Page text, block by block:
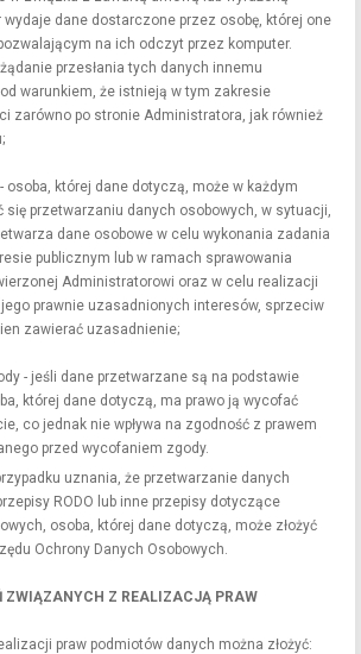
dane dostarczone przez osobę, której one
na ich odczyt przez komputer.
przesłania tych danych innemu
warunkiem, że istnieją w tym zakresie
zarówno po stronie Administratora, jak również
osoba, której dane dotyczą, może w każdym
się przetwarzaniu danych osobowych, w sytuacji,
dane osobowe w celu wykonania zadania
publicznym lub w ramach sprawowania
Administratorowi oraz w celu realizacji
prawnie uzasadnionych interesów, sprzeciw
zawierać uzasadnienie;
- jeśli dane przetwarzane są na podstawie
której dane dotyczą, ma prawo ją wycofać
co jednak nie wpływa na zgodność z prawem
przed wycofaniem zgody.
uznania, że przetwarzanie danych
RODO lub inne przepisy dotyczące
osoba, której dane dotyczą, może złożyć
Ochrony Danych Osobowych.
ZWIĄZANYCH Z REALIZACJĄ PRAW
praw podmiotów danych można złożyć: